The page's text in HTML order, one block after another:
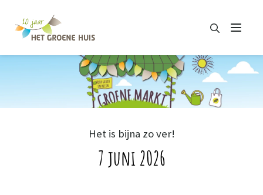
Menu
Zoeken
Het is bijna zo ver!
7 juni 2026